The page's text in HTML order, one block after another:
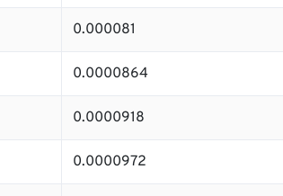
0.000081
0.0000864
0.0000918
0.0000972